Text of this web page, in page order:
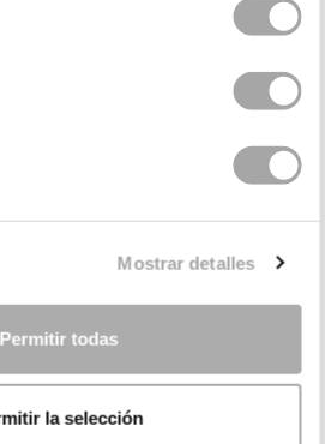
Mostrar detalles
Permitir todas
la selección
SOME HELP?
COMPANY